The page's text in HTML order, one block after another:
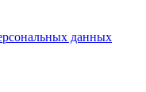
данных